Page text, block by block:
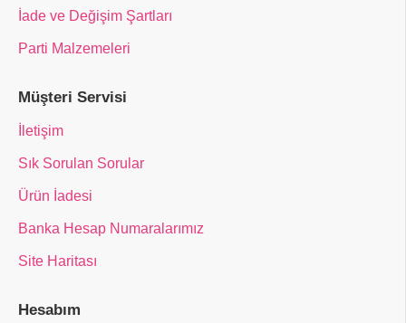
İade ve Değişim Şartları
Parti Malzemeleri
Müşteri Servisi
İletişim
Sık Sorulan Sorular
Ürün İadesi
Banka Hesap Numaralarımız
Site Haritası
Hesabım